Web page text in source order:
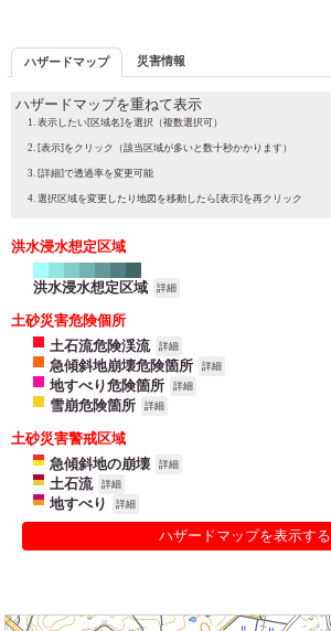
ハザードマップ 災害情報
ハザードマップを重ねて表示
表示したい[区域名]を選択（複数選択可）
[表示]をクリック（該当区域が多いと数十秒かかります）
[詳細]で透過率を変更可能
選択区域を変更したり地図を移動したら[表示]を再クリック
洪水浸水想定区域
洪水浸水想定区域 詳細
土砂災害危険個所
土石流危険渓流
詳細
急傾斜地崩壊危険箇所 詳細
地すべり危険箇所 詳細
雪崩危険箇所 詳細
土砂災害警戒区域
急傾斜地の崩壊
詳細
土石流 詳細
地すべり 詳細
ハザードマップを表示する